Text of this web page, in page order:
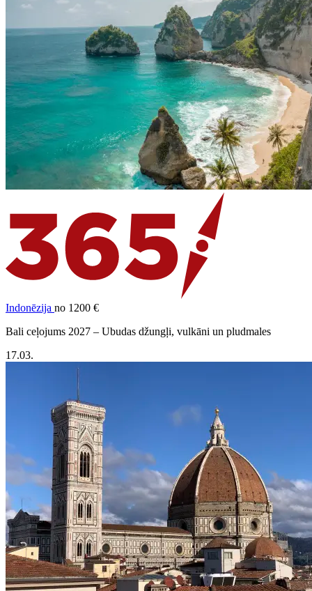
Indonēzija no 1200 €
Bali ceļojums 2027 – Ubudas džungļi, vulkāni un pludmales
17.03.